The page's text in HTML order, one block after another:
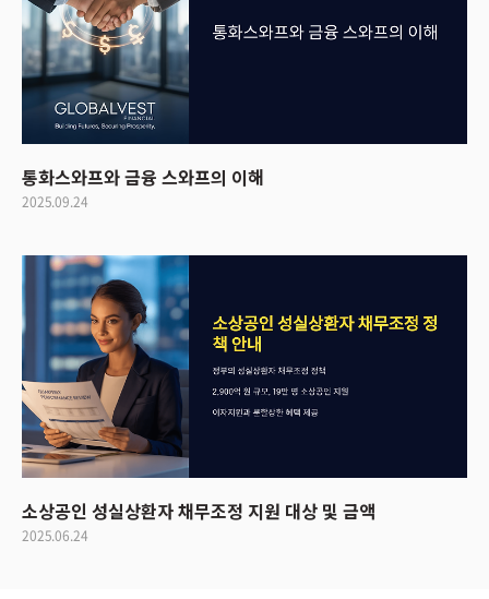
통화스와프와 금융 스와프의 이해
2025.09.24
소상공인 성실상환자 채무조정 지원 대상 및 금액
2025.06.24